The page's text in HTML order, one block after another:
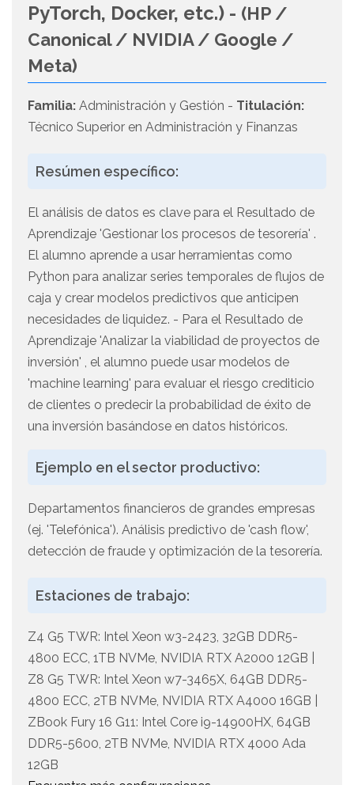
PyTorch, Docker, etc.) - (HP /
Canonical / NVIDIA / Google /
Meta)
Familia: Administración y Gestión - Titulación:
Técnico Superior en Administración y Finanzas
Resúmen específico:
El análisis de datos es clave para el Resultado de
Aprendizaje 'Gestionar los procesos de tesorería' .
El alumno aprende a usar herramientas como
Python para analizar series temporales de flujos de
caja y crear modelos predictivos que anticipen
necesidades de liquidez. - Para el Resultado de
Aprendizaje 'Analizar la viabilidad de proyectos de
inversión' , el alumno puede usar modelos de
'machine learning' para evaluar el riesgo crediticio
de clientes o predecir la probabilidad de éxito de
una inversión basándose en datos históricos.
Ejemplo en el sector productivo:
Departamentos financieros de grandes empresas
(ej. 'Telefónica'). Análisis predictivo de 'cash flow',
detección de fraude y optimización de la tesorería.
Estaciones de trabajo:
Z4 G5 TWR: Intel Xeon w3-2423, 32GB DDR5-
4800 ECC, 1TB NVMe, NVIDIA RTX A2000 12GB |
Z8 G5 TWR: Intel Xeon w7-3465X, 64GB DDR5-
4800 ECC, 2TB NVMe, NVIDIA RTX A4000 16GB |
ZBook Fury 16 G11: Intel Core i9-14900HX, 64GB
DDR5-5600, 2TB NVMe, NVIDIA RTX 4000 Ada
12GB